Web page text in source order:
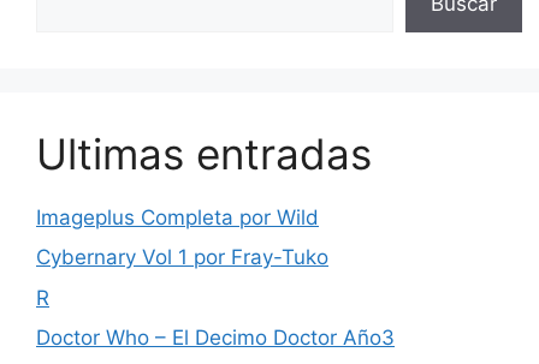
Ultimas entradas
Imageplus Completa por Wild
Cybernary Vol 1 por Fray-Tuko
R
Doctor Who – El Decimo Doctor Año3